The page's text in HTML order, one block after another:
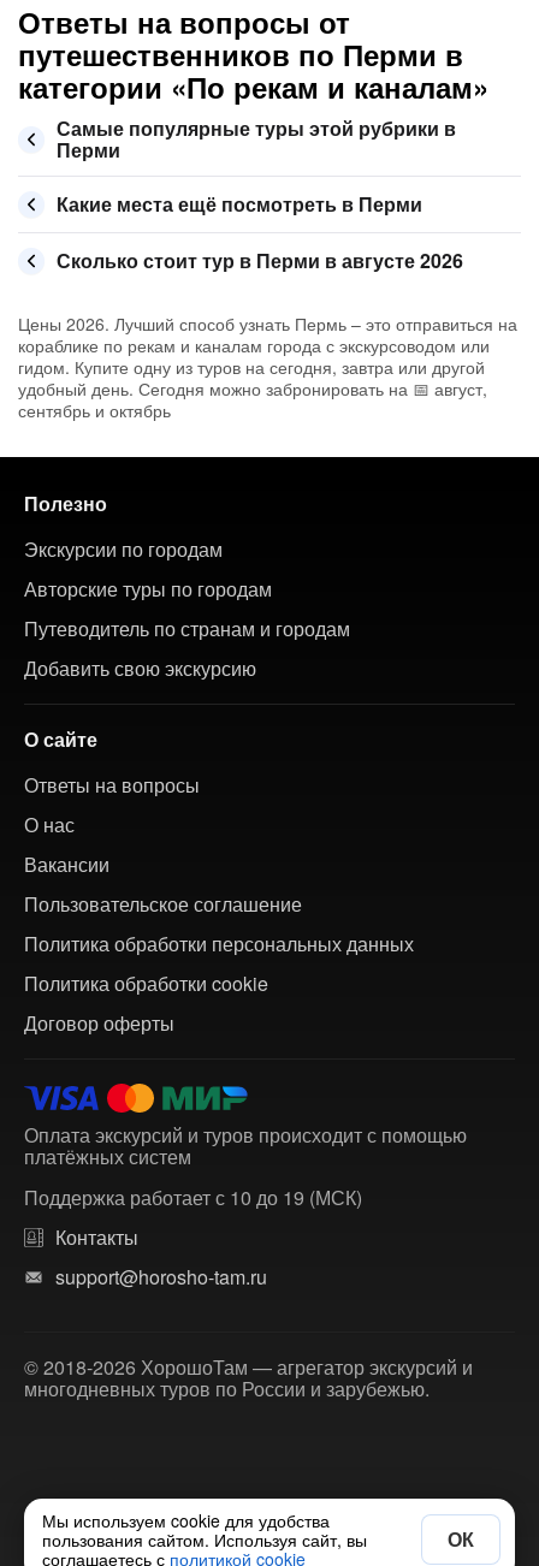
Ответы на вопросы от
путешественников по Перми в
категории «По рекам и каналам»
Самые популярные туры этой рубрики в
Перми
Какие места ещё посмотреть в Перми
Сколько стоит тур в Перми в августе 2026
Цены 2026. Лучший способ узнать Пермь – это отправиться на
кораблике по рекам и каналам города с экскурсоводом или
гидом. Купите одну из туров на сегодня, завтра или другой
удобный день. Сегодня можно забронировать на 📅 август,
сентябрь и октябрь
Полезно
Экскурсии по городам
Авторские туры по городам
Путеводитель по странам и городам
Добавить свою экскурсию
О сайте
Ответы на вопросы
О нас
Вакансии
Пользовательское соглашение
Политика обработки персональных данных
Политика обработки cookie
Договор оферты
Оплата экскурсий и туров происходит с помощью
платёжных систем
Поддержка работает с 10 до 19 (МСК)
Контакты
support@horosho-tam.ru
© 2018-2026 ХорошоТам — агрегатор экскурсий и
многодневных туров по России и зарубежью.
Мы используем cookie для удобства
пользования сайтом. Используя сайт, вы
соглашаетесь с политикой cookie
ОК